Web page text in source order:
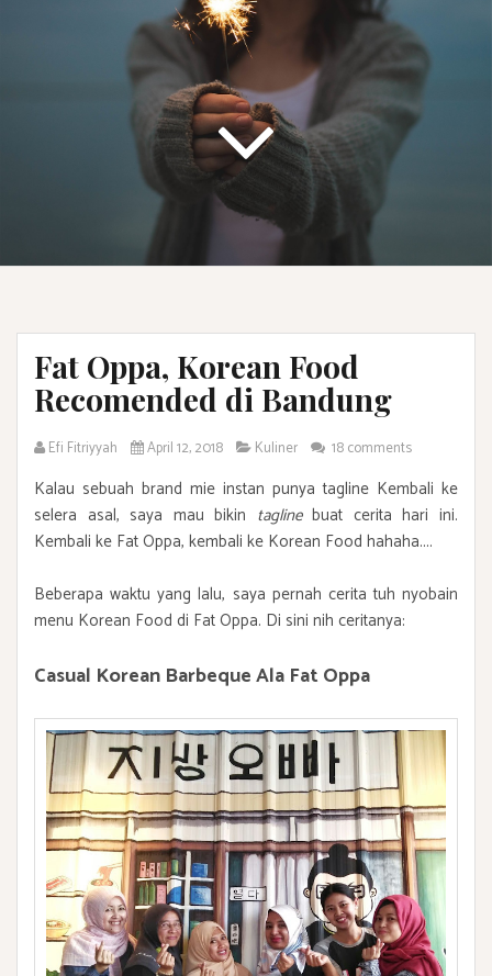
Fat Oppa, Korean Food
Recomended di Bandung
Efi Fitriyyah April 12, 2018 Kuliner 18 comments
Kalau sebuah brand mie instan punya tagline Kembali ke
selera asal, saya mau bikin taglinebuat cerita hari ini.
Kembali ke Fat Oppa, kembali ke Korean Food hahaha....
Beberapa waktu yang lalu, saya pernah cerita tuh nyobain
menu Korean Food di Fat Oppa. Di sini nih ceritanya:
Casual Korean Barbeque Ala Fat Oppa